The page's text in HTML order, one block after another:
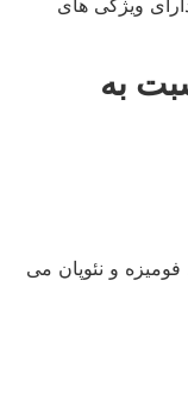
به
و نئوپان می